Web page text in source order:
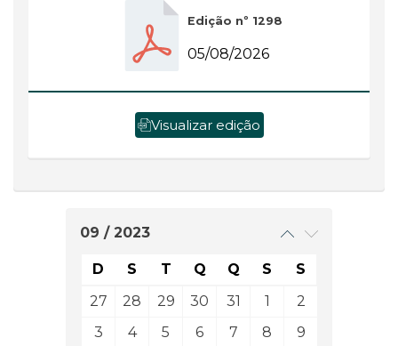
Edição nº 1298
05/08/2026
Visualizar edição
09 / 2023
D S T Q Q S
S
27
28 29 30 31 1
2
3
4 5 6 7 8
9